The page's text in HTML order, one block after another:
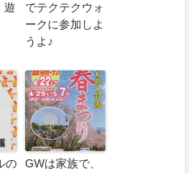
遊
でテクテクウォ
ークに参加しよ
うよ♪
の
GWは家族で、